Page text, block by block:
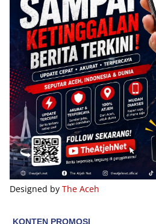
Designed by The Aceh